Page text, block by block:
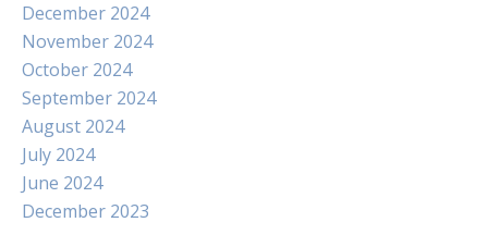
December 2024
November 2024
October 2024
September 2024
August 2024
July 2024
June 2024
December 2023